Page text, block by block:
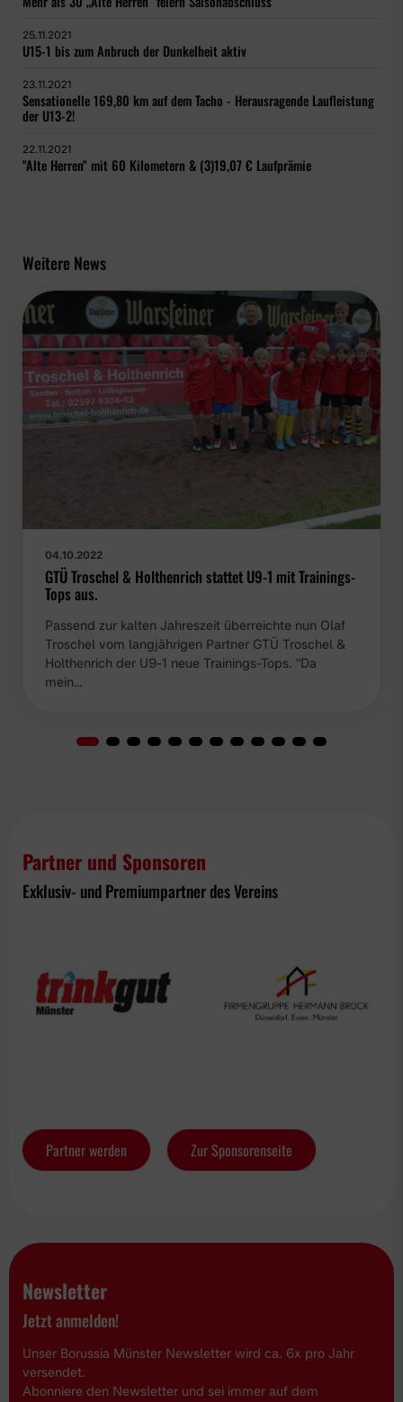
25.11.2021
U15-1 bis zum Anbruch der Dunkelheit aktiv
23.11.2021
Sensationelle 169,80 km auf dem Tacho - Herausragende Laufleistung
der U13-2!
22.11.2021
"Alte Herren" mit 60 Kilometern & (3)19,07 € Laufprämie
Weitere News
04.10.2022
GTÜ Troschel & Holthenrich stattet U9-1 mit Trainings-
Tops aus.
Passend zur kalten Jahreszeit überreichte nun Olaf
Troschel vom langjährigen Partner GTÜ Troschel &
Holthenrich der U9-1 neue Trainings-Tops. "Da mein…
Partner und Sponsoren
Exklusiv- und Premiumpartner des Vereins
Partner werden Zur Sponsorenseite
Newsletter
Jetzt anmelden!
Unser Borussia Münster Newsletter wird ca. 6x pro Jahr
versendet.
Abonniere den Newsletter und sei immer auf dem